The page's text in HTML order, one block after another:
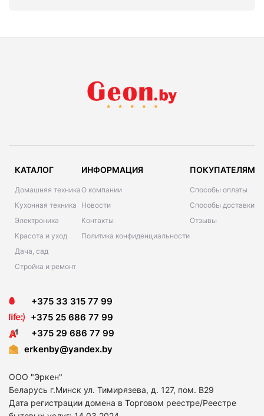
КАТАЛОГ
Домашняя техника
Кухонная техника
Электроника
Красота и уход
Дача, сад
Стройка и ремонт
ИНФОРМАЦИЯ
О компании
Новости
Контакты
Политика конфиденциальности
ПОКУПАТЕЛЯМ
Способы оплаты
Способы доставки
Отзывы
+375 33 315 77 99
+375 25 686 77 99
+375 29 686 77 99
erkenby@yandex.by
ООО "Эркен"
Беларусь г.Минск ул. Тимирязева, д. 127, пом. В29
Дата регистрации домена в Торговом реестре/Реестре